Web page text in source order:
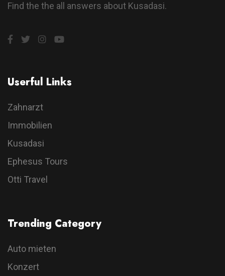
Find the the all answers about Kusadasi.
Userful Links
Zahnarzt
Immobilien
Kusadasi
Ephesus Tours
Otti Travel
Trending Category
Auto mieten
Konzert